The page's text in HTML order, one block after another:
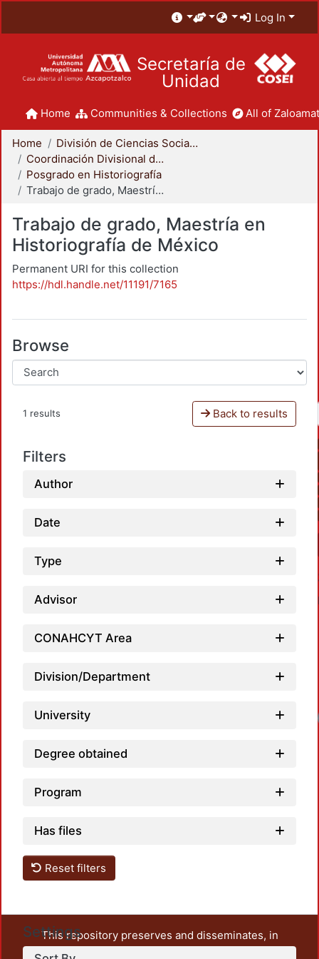
Log In
Secretaría de
Unidad
Home Communities & Collections All of
Home
División de Ciencias Sociales y Humanidades
Coordinación Divisional de Posgrado
Posgrado en Historiografía
Trabajo de grado, Maestría en Historiografía de México
Trabajo de grado, Maestría en
Historiografía de México
Permanent URI for this collection
https://hdl.handle.net/11191/7165
Browse
1 results Back to results
Filters
Author
Date
Type
Advisor
CONAHCYT Area
Division/Department
University
Degree obtained
Program
Has files
Reset filters
Settings
This repository preserves and disseminates, in
unrestricted open access, the teaching and research